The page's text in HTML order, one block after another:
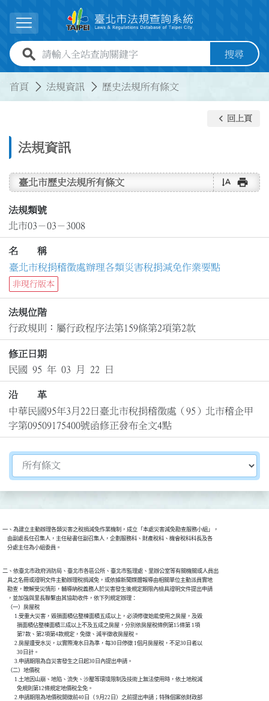
展開選單
全站查詢關鍵字欄位 搜尋
首頁 法規資訊 歷史法規所有條文
法規資訊
keyboard_arrow_left 回上頁
臺北市歷史法規所有條文 text_rotate_vertical print
法規類號
北市03－03－3008
名 稱
臺北市稅捐稽徵處辦理各類災害稅捐減免作業要點
非現行版本
法規位階
行政規則：屬行政程序法第159條第2項第2款
修正日期
民國 95 年 03 月 22 日
沿 革
中華民國95年3月22日臺北市稅捐稽徵處（95）北市稽企甲
字第09509175400號函修正發布全文4點
切換選擇法規資訊內容
一、為建立主動辦理各類災害之稅捐減免作業機制，成立「本處災害減免勘查服務小組」，
    由副處長任召集人，主任秘書任副召集人，企劃服務科、財產稅科、機會稅科科長及各
    分處主任為小組委員。
二、依臺北市政府消防局、臺北市各區公所、臺北市監理處、里辦公室等有關機關或人員出
    具之名冊或證明文件主動辦理稅捐減免，或依據新聞媒體報導由相關單位主動派員實地
    勘查，瞭解受災情形，輔導納稅義務人於災害發生後規定期限內檢具證明文件提出申請
    ，並加強與里長聯繫由其協助收件，依下列規定辦理：
    （一）房屋稅
          1.受重大災害，毀損面積佔整棟面積五成以上，必須修復始能使用之房屋，及毀
            損面積佔整棟面積三成以上不及五成之房屋，分別依房屋稅條例第15條第 1項
            第7款、第2項第4款規定，免徵、減半徵收房屋稅。
          2.房屋遭受水災，以實際淹水日為準，每30日停徵 1個月房屋稅，不足30日者以
            30日計。
          3.申請期限為自災害發生之日起30日內提出申請。
    （二）地價稅
          1.土地因山崩、地陷、流失、沙壓等環境限制及技術上無法使用時，依土地稅減
            免規則第12條規定地價稅全免。
          2.申請期限為地價稅開徵前40日（ 9月22日）之前提出申請；特殊個案依財政部